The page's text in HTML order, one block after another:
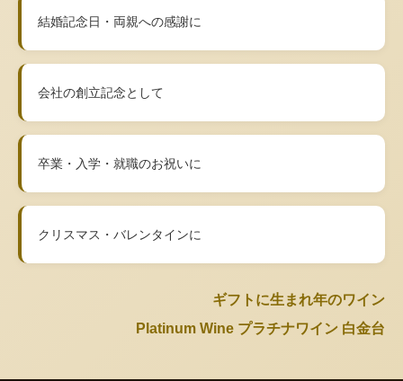
結婚記念日・両親への感謝に
会社の創立記念として
卒業・入学・就職のお祝いに
クリスマス・バレンタインに
ギフトに生まれ年のワイン
Platinum Wine プラチナワイン 白金台